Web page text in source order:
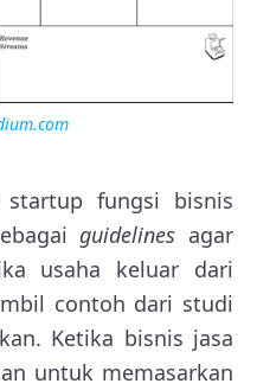
startup fungsi bisnis
guidelines agar
usaha keluar dari
contoh dari studi
Ketika bisnis jasa
untuk memasarkan